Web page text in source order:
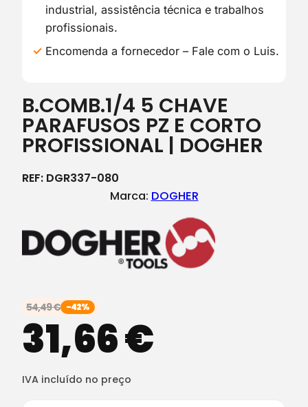
industrial, assistência técnica e trabalhos
profissionais.
Encomenda a fornecedor – Fale com o Luis.
B.COMB.1/4 5 CHAVE
PARAFUSOS PZ E CORTO
PROFISSIONAL | DOGHER
REF: DGR337-080
Marca: DOGHER
54,49€ -42%
31,66€
IVA incluído no preço